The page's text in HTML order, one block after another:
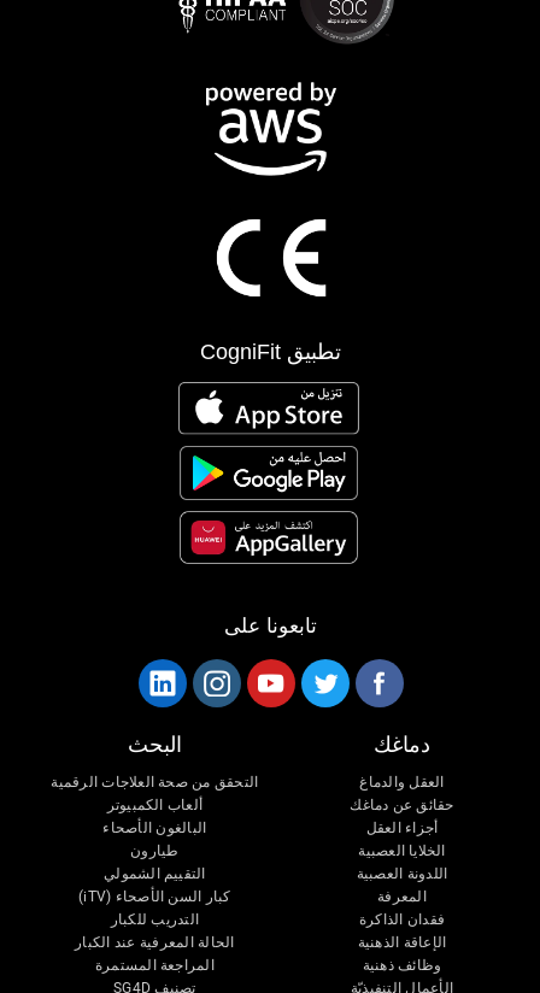
تطبيق CogniFit
تابعونا على
دماغك
العقل والدماغ
حقائق عن دماغك
أجزاء العقل
الخلايا العصبية
اللدونة العصبية
المعرفة
فقدان الذاكرة
الإعاقة الذهنية
وظائف ذهنية
الأعمال التنفيذيّة
البحث
التحقق من صحة العلاجات الرقمية
ألعاب الكمبيوتر
البالغون الأصحاء
طيارون
التقييم الشمولي
كبار السن الأصحاء (iTV)
التدريب للكبار
الحالة المعرفية عند الكبار
المراجعة المستمرة
تصنيف SG4D